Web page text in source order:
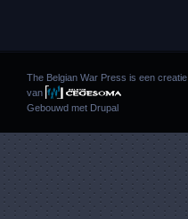
The Belgian War Press is een creatie
van
Gebouwd met Drupal